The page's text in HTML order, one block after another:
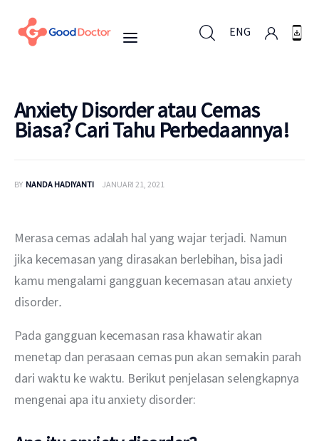
ENG
Mengapa Good Doctor
Berita
Layanan
Anxiety Disorder atau Cemas
Biasa? Cari Tahu Perbedaannya!
BY NANDA HADIYANTI JANUARI 21, 2021
Merasa cemas adalah hal yang wajar terjadi. Namun
jika kecemasan yang dirasakan berlebihan, bisa jadi
kamu mengalami gangguan kecemasan atau anxiety
disorder.
Pada gangguan kecemasan rasa khawatir akan
menetap dan perasaan cemas pun akan semakin parah
dari waktu ke waktu. Berikut penjelasan selengkapnya
mengenai apa itu anxiety disorder: